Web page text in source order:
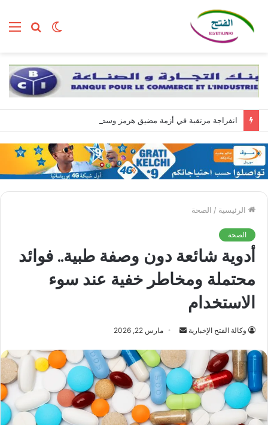
بحث الوضع
الرئيسية / الصحة
الصحة
أدوية شائعة دون وصفة طبية.. فوائد
محتملة ومخاطر خفية عند سوء
الاستخدام
وكالة الفتح الإخبارية
أرسل
إلكترونيا
مارس 22, 2026